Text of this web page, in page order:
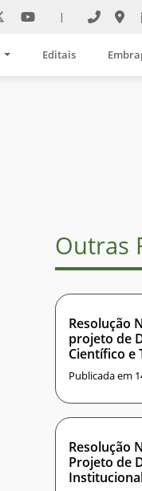
|
Editais
Outras
Resolução
projeto de
Científico e
do IMD
Publicada em
Resolução
Projeto de